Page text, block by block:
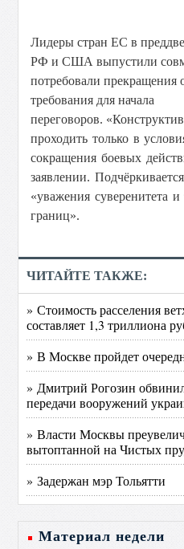
Лидеры стран ЕС в
РФ и США выпустили
потребовали прекращения
требования для начала
переговоров.
проходить только в
сокращения боевых
заявлении.
«уважения суверенитета
границ».
ЧИТАЙТЕ ТАКЖЕ:
» Стоимость расселения
составляет 1,3 триллиона
» В Москве пройдет
» Дмитрий Рогозин
передачи вооружений
» Власти Москвы
вытоптанной на Чистых
» Задержан мэр Тольятти
Материал недели